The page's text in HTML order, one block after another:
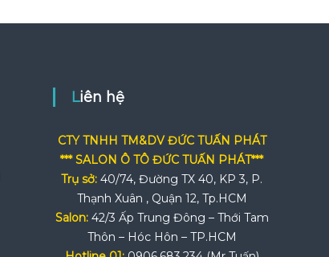
Liên hệ
CTY TNHH TM&DV ĐỨC TUẤN PHÁT
*** SALON Ô TÔ ĐỨC TUẤN PHÁT***
Trụ sở: 40/74, Đường TX 40, KP 3, P.
Thạnh Xuân , Quận 12, Tp.HCM
Salon: 42/3 Ấp Trung Đông – Thới Tam
Thôn – Hóc Hôn – TP.HCM